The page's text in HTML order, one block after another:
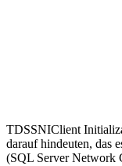
TDSSNIClient
darauf hindeuten, das
(SQL Server Network